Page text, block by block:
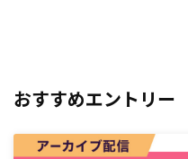
おすすめエントリー